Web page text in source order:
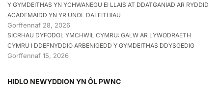
Y GYMDEITHAS YN YCHWANEGU EI LLAIS AT DDATGANIAD AR RYDDID
ACADEMAIDD YN YR UNOL DALEITHIAU
Gorffennaf 28, 2026
SICRHAU DYFODOL YMCHWIL CYMRU: GALW AR LYWODRAETH
CYMRU I DDEFNYDDIO ARBENIGEDD Y GYMDEITHAS DDYSGEDIG
Gorffennaf 15, 2026
HIDLO NEWYDDION YN ÔL PWNC